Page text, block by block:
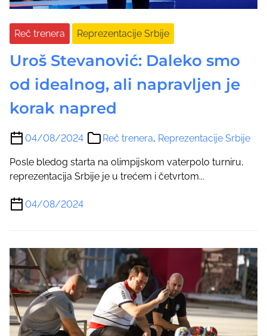
Reč trenera Reprezentacije Srbije
Uroš Stevanović: Daleko smo
od idealnog, ali napravljen je
korak napred
04/08/2024 Reč trenera, Reprezentacije Srbije
Posle bledog starta na olimpijskom vaterpolo turniru,
reprezentacija Srbije je u trećem i četvrtom...
04/08/2024